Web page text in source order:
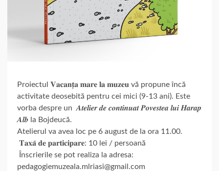
Proiectul 𝐕𝐚𝐜𝐚𝐧𝐭̦𝐚 𝐦𝐚𝐫𝐞 𝐥𝐚 𝐦𝐮𝐳𝐞𝐮 vă propune încă
activitate deosebită pentru cei mici (9-13 ani). Este
vorba despre un 𝑨𝒕𝒆𝒍𝒊𝒆𝒓 𝒅𝒆 𝒄𝒐𝒏𝒕𝒊𝒏𝒖𝒂𝒕 𝑷𝒐𝒗𝒆𝒔𝒕𝒆𝒂 𝒍𝒖𝒊 𝑯𝒂𝒓𝒂𝒑
𝑨𝒍𝒃 la Bojdeucă.
Atelierul va avea loc pe 6 august de la ora 11.00.
𝐓𝐚𝐱𝐚̆ 𝐝𝐞 𝐩𝐚𝐫𝐭𝐢𝐜𝐢𝐩𝐚𝐫𝐞: 10 lei / persoană
Înscrierile se pot realiza la adresa:
pedagogiemuzeala.mlriasi@gmail.com